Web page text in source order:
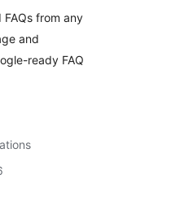
from any
and
ready FAQ